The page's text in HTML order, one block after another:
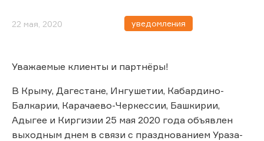
22 мая, 2020 уведомления
Уважаемые клиенты и партнёры!
В Крыму, Дагестане, Ингушетии, Кабардино-
Балкарии, Карачаево-Черкессии, Башкирии,
Адыгее и Киргизии 25 мая 2020 года объявлен
выходным днем в связи с празднованием Ураза-